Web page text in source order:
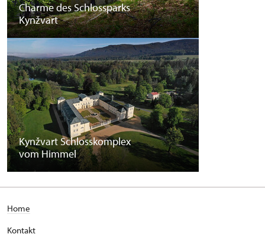
Charme des Schlossparks
Kynžvart
Kynžvart Schlosskomplex
vom Himmel
Home
Kontakt